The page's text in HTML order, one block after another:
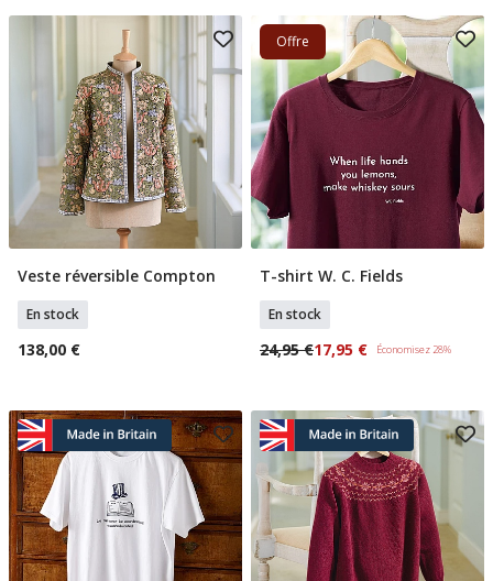
Sélectionner Tailles
Veste réversible Compton
En stock
138,00 €
Offre
Sélectionner Tailles
T-shirt W. C. Fields
En stock
24,95 €17,95 € Économisez 28%